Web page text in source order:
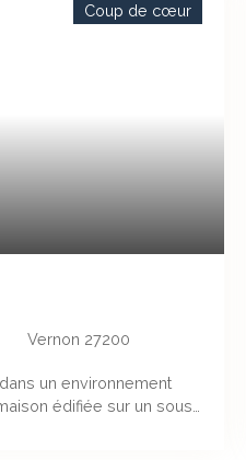
Coup de cœur
Vernon 27200
un environnement
édifiée sur un sous-